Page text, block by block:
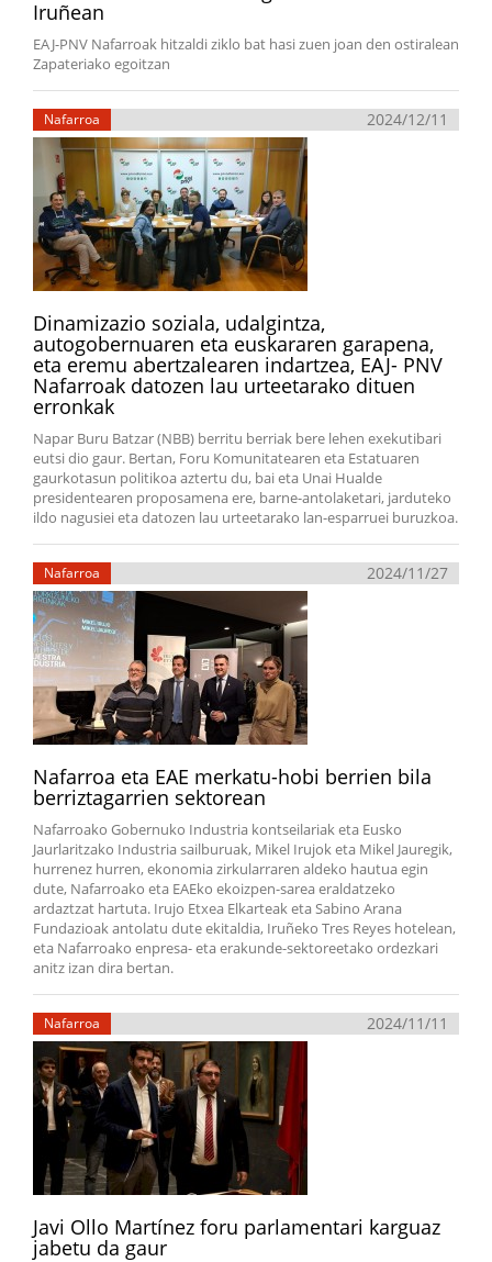
Iruñean
EAJ-PNV Nafarroak hitzaldi ziklo bat hasi zuen joan den ostiralean
Zapateriako egoitzan
Nafarroa 2024/12/11
Dinamizazio soziala, udalgintza,
autogobernuaren eta euskararen garapena,
eta eremu abertzalearen indartzea, EAJ- PNV
Nafarroak datozen lau urteetarako dituen
erronkak
Napar Buru Batzar (NBB) berritu berriak bere lehen exekutibari
eutsi dio gaur. Bertan, Foru Komunitatearen eta Estatuaren
gaurkotasun politikoa aztertu du, bai eta Unai Hualde
presidentearen proposamena ere, barne-antolaketari, jarduteko
ildo nagusiei eta datozen lau urteetarako lan-esparruei buruzkoa.
Nafarroa 2024/11/27
Nafarroa eta EAE merkatu-hobi berrien bila
berriztagarrien sektorean
Nafarroako Gobernuko Industria kontseilariak eta Eusko
Jaurlaritzako Industria sailburuak, Mikel Irujok eta Mikel Jauregik,
hurrenez hurren, ekonomia zirkularraren aldeko hautua egin
dute, Nafarroako eta EAEko ekoizpen-sarea eraldatzeko
ardaztzat hartuta. Irujo Etxea Elkarteak eta Sabino Arana
Fundazioak antolatu dute ekitaldia, Iruñeko Tres Reyes hotelean,
eta Nafarroako enpresa- eta erakunde-sektoreetako ordezkari
anitz izan dira bertan.
Nafarroa 2024/11/11
Javi Ollo Martínez foru parlamentari karguaz
jabetu da gaur